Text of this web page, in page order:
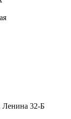
Ленина 32-Б